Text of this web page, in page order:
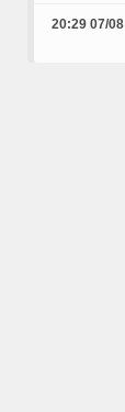
20:29 07/08